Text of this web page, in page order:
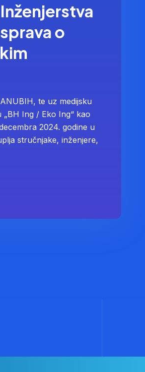
o
te uz medijsku
Ing / Eko Ing“ kao
2024. godine u
stručnjake, inženjere,